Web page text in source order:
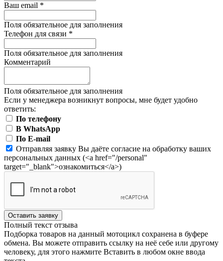
Ваш email *
Поля обязательное для заполнения
Телефон для связи *
Поля обязательное для заполнения
Комментарий
Поля обязательное для заполнения
Если у менеджера возникнут вопросы, мне будет удобно
ответить:
По телефону
В WhatsApp
По E-mail
Отправляя заявку Вы даёте согласие на обработку ваших
персональных данных (<a href="/personal"
target="_blank">ознакомиться</a>)
Оставить заявку
Полный текст отзыва
Подборка товаров на данный мотоцикл сохранена в буфере
обмена. Вы можете отправить ссылку на неё себе или другому
человеку, для этого нажмите Вставить в любом окне ввода